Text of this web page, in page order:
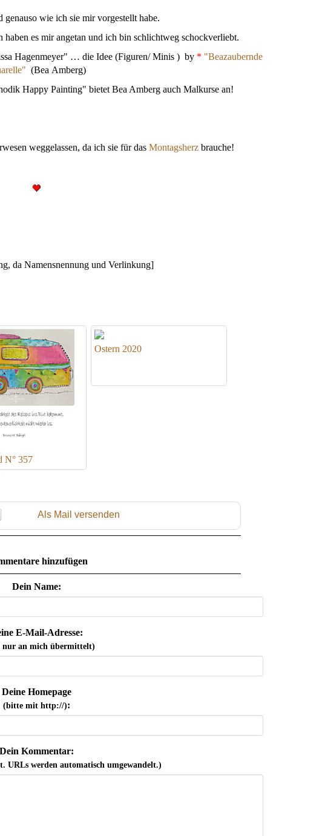
genauso wie ich sie mir vorgestellt habe.
es mir angetan und ich bin schlichtweg schockverliebt.
Hagenmeyer" … die Idee (Figuren/ Minis ) by * "Beazaubernde
(Bea Amberg)
Happy Painting" bietet Bea Amberg auch Malkurse an!
weggelassen, da ich sie für das Montagsherz brauche!
da Namensnennung und Verlinkung]
N° 357
Ostern 2020
Als Mail versenden
hinzufügen
Dein Name:
E-Mail-Adresse:
an mich übermittelt)
Deine Homepage
(bitte mit http://):
Dein Kommentar:
URLs werden automatisch umgewandelt.)